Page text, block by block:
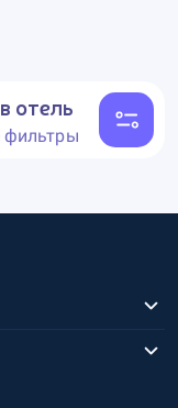
отель
фильтры